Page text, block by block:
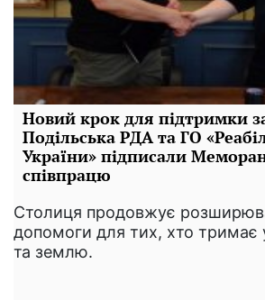
Новий крок для підтримки
Подільська РДА та ГО
України» підписали
співпрацю
Столиця продовжує
допомоги для тих, хто тримає
та землю.